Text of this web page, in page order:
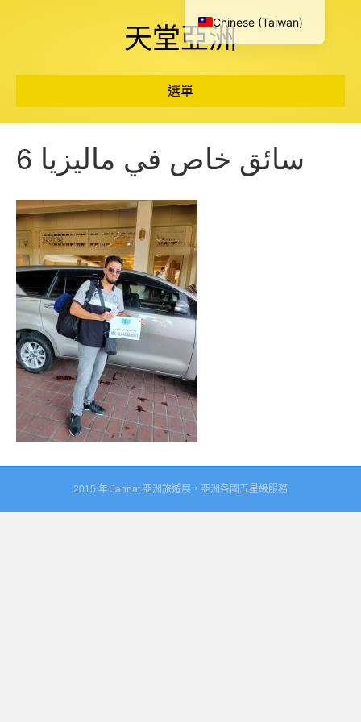
天堂亞洲
選單
سائق خاص في ماليزيا 6
2015 年 Jannat 亞洲旅遊展，亞洲各國五星級服務
Chinese (Taiwan)